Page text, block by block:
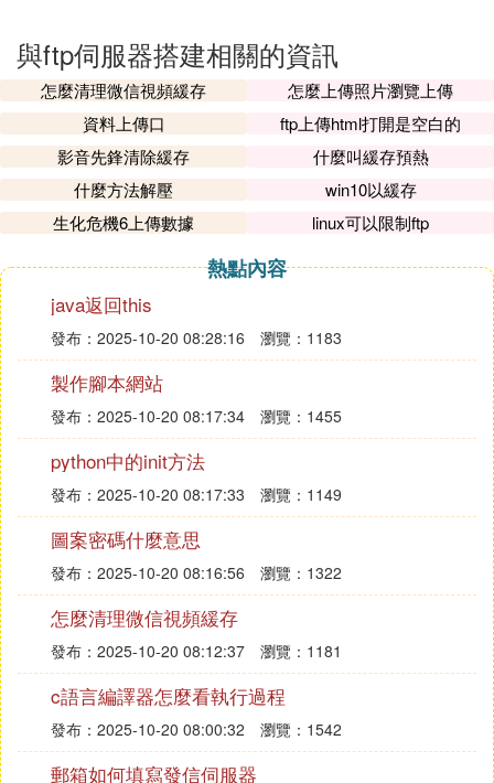
不相同，可根據具體情況進行選擇。
4.管理員設置
對FTP伺服器來說，建立多個域是非常有用的，每個
域都有各自的用戶、組和相關的設置。
★ 首先點擊窗體左方的「本地伺服器」，勾選右邊
的「自動開始（系統服務）」。
★ 選擇左方的「域→活動」，這里記載了該域下所
有用戶的活動情況，是非常重要的監控數據。
★ 「域→組」：在此可自建一些用戶組，把各類用
戶歸到相應的組中，便於管理。
★ 「域→用戶」：這里有剛建立的兩個賬號，其中
的細節設置十分重要，具體如下。
賬號：如果有用戶違反FTP的規定，可以點擊此處的
「禁用賬號」，讓該用戶在一段時間內被禁止登錄。
另外此處的「鎖定用戶於主目錄」一定要勾選，否則
硬碟的絕對地址將暴露。
常規：根據自身的實際需要，在此設置最大的下載和
上傳速度、登錄到本伺服器的最大用戶數、同一IP的
登錄線程數等。
IP訪問：可以在此拒絕某個討厭的IP訪問FTP伺服
器，只要在「編輯規則」處填上某個IP地址，以後該I
P的訪問將會全部被攔下。
配額：勾選「啟用磁碟配額」，在此為每位FTP用戶
設置硬碟空間。點擊「計算當前」，可知當前的所有
已用空間大小，在「最大」一欄中設定最大的空間
值。
與ftp伺服器搭建相關的資訊
怎麼清理微信視頻緩存
怎麼上傳照片瀏覽上傳
資料上傳口
ftp上傳html打開是空白的
影音先鋒清除緩存
什麼叫緩存預熱
什麼方法解壓
win10以緩存
生化危機6上傳數據
linux可以限制ftp
熱點內容
java返回this
發布：2025-10-20 08:28:16 瀏覽：1183
製作腳本網站
發布：2025-10-20 08:17:34 瀏覽：1455
python中的init方法
發布：2025-10-20 08:17:33 瀏覽：1149
圖案密碼什麼意思
發布：2025-10-20 08:16:56 瀏覽：1322
怎麼清理微信視頻緩存
發布：2025-10-20 08:12:37 瀏覽：1181
c語言編譯器怎麼看執行過程
發布：2025-10-20 08:00:32 瀏覽：1542
郵箱如何填寫發信伺服器